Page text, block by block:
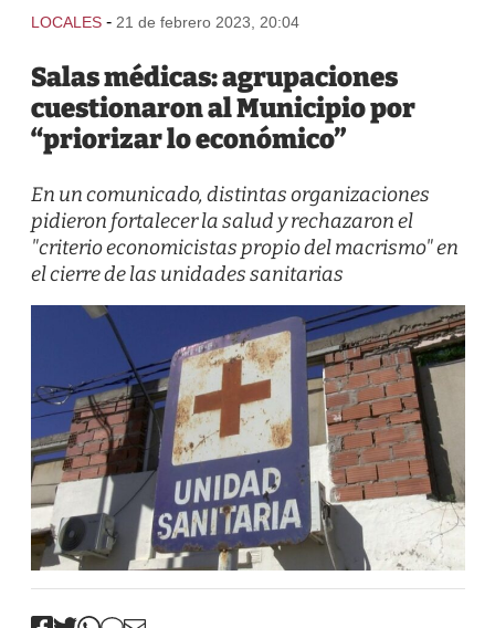
LOCALES - 21 de febrero 2023, 20:04
Salas médicas: agrupaciones
cuestionaron al Municipio por
“priorizar lo económico”
En un comunicado, distintas organizaciones
pidieron fortalecer la salud y rechazaron el
"criterio economicistas propio del macrismo" en
el cierre de las unidades sanitarias